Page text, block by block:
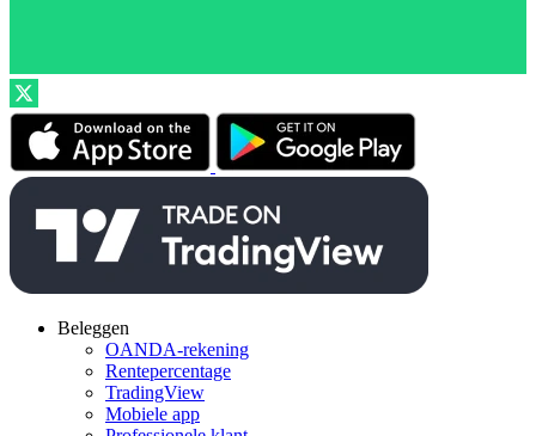
Beleggen
OANDA-rekening
Rentepercentage
TradingView
Mobiele app